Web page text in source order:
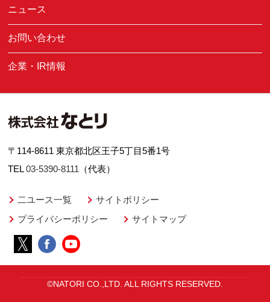
ニュース
お問い合わせ
企業・IR情報
〒114-8611 東京都北区王子5丁目5番1号
TEL03-5390-8111 （代表）
二ユース一覧
サイトポリシー
プライバシーポリシー
サイトマップ
©NATORI CO.,LTD. ALL RIGHTS RESERVED.